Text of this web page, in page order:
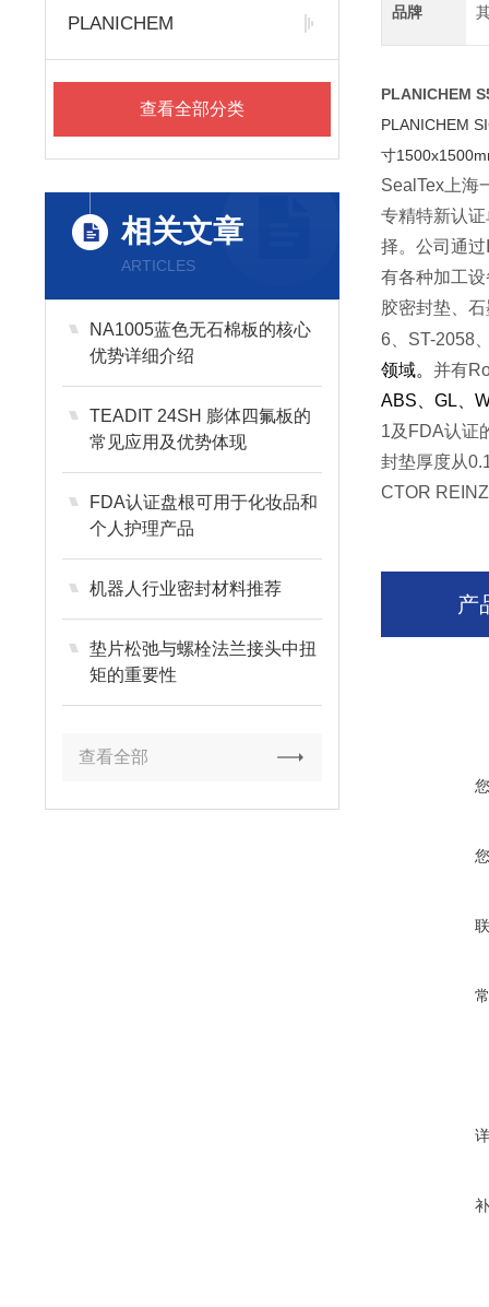
PLANICHEM
查看全部分类
相关文章
ARTICLES
NA1005蓝色无石棉板的核心
优势详细介绍
TEADIT 24SH 膨体四氟板的
常见应用及优势体现
FDA认证盘根可用于化妆品和
个人护理产品
机器人行业密封材料推荐
垫片松弛与螺栓法兰接头中扭
矩的重要性
查看全部
品牌
PLANICHEM
PLANICHEM
寸
SealTex 上
专精特新认
择。公司通过
有各种加工
胶密封垫、
6
ST-2058
领域。 并有
ABS 、GL 、
1及 FDA认证
封垫厚度从
CTOR REINZ
产